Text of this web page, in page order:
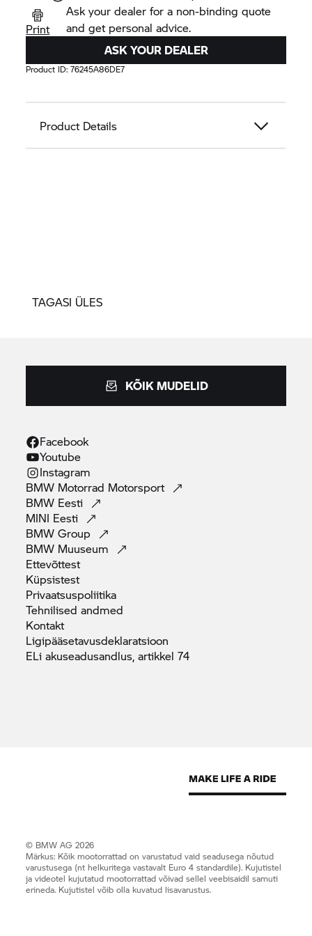
Print
Ask your dealer for a non-binding quote
and get personal advice.
ASK YOUR DEALER
Product ID:76245A86DE7
Product Details
TAGASI ÜLES
KÕIK MUDELID
Facebook
Youtube
Instagram
BMW Motorrad Motorsport
BMW Eesti
MINI Eesti
BMWGroup
BMW Muuseum
Ettevõttest
Küpsistest
Privaatsuspoliitika
Tehnilisedandmed
Kontakt
Ligipääsetavusdeklaratsioon
ELi akuseadusandlus, artikkel74
© BMW AG 2026
Märkus: Kõik mootorrattad on varustatud vaid seadusega nõutud
varustusega (nt helkuritega vastavalt Euro 4 standardile). Kujutistel
ja videotel kujutatud mootorrattad võivad sellel veebisaidil samuti
erineda. Kujutistel võib olla kuvatud lisavarustus.